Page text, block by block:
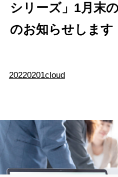
シリーズ」1月末
のお知らせします
20220201cloud